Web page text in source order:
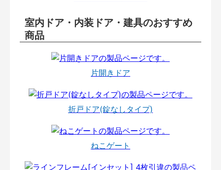
室内ドア・内装ドア・建具のおすすめ
商品
片開きドア
折戸ドア(錠なしタイプ)
ねこゲート